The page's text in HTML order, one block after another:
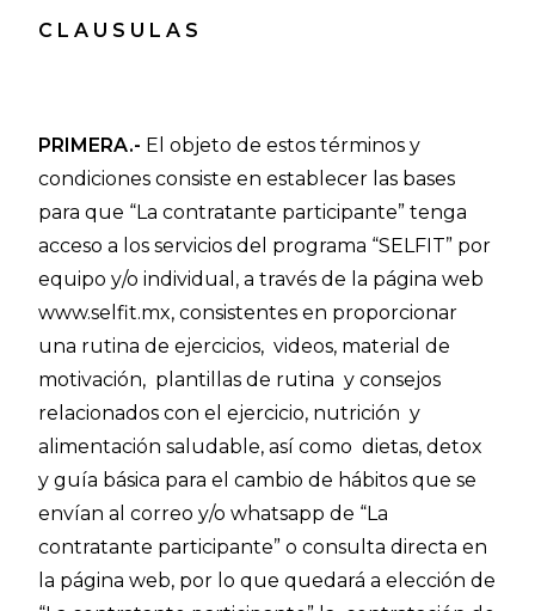
C L A U S U L A S
PRIMERA.- El objeto de estos términos y
condiciones consiste en establecer las bases
para que “La contratante participante” tenga
acceso a los servicios del programa “SELFIT” por
equipo y/o individual, a través de la página web
www.selfit.mx, consistentes en proporcionar
una rutina de ejercicios, videos, material de
motivación, plantillas de rutina y consejos
relacionados con el ejercicio, nutrición y
alimentación saludable, así como dietas, detox
y guía básica para el cambio de hábitos que se
envían al correo y/o whatsapp de “La
contratante participante” o consulta directa en
la página web, por lo que quedará a elección de